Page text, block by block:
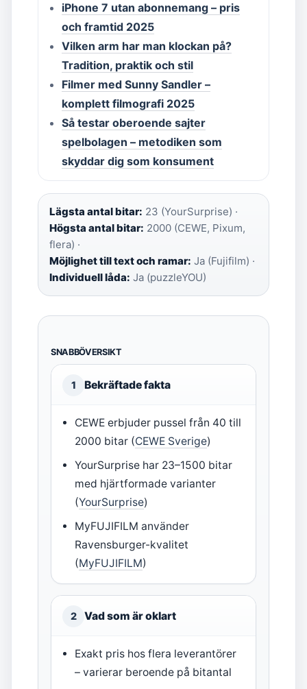
iPhone 7 utan abonnemang – pris
och framtid 2025
Vilken arm har man klockan på?
Tradition, praktik och stil
Filmer med Sunny Sandler –
komplett filmografi 2025
Så testar oberoende sajter
spelbolagen – metodiken som
skyddar dig som konsument
Lägsta antal bitar: 23 (YourSurprise) ·
Högsta antal bitar: 2000 (CEWE, Pixum,
flera) ·
Möjlighet till text och ramar: Ja (Fujifilm) ·
Individuell låda: Ja (puzzleYOU)
SNABBÖVERSIKT
1 Bekräftade fakta
CEWE erbjuder pussel från 40 till
2000 bitar (CEWE Sverige)
YourSurprise har 23–1500 bitar
med hjärtformade varianter
(YourSurprise)
MyFUJIFILM använder
Ravensburger-kvalitet
(MyFUJIFILM)
2 Vad som är oklart
Exakt pris hos flera leverantörer
– varierar beroende på bitantal